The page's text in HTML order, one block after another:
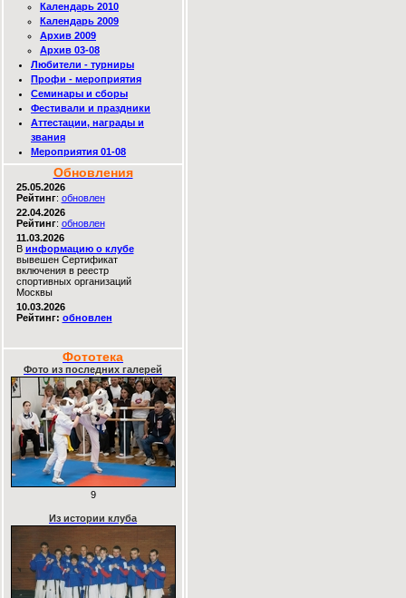
Календарь 2010
Календарь 2009
Архив 2009
Архив 03-08
Любители - турниры
Профи - мероприятия
Семинары и сборы
Фестивали и праздники
Аттестации, награды и
звания
Мероприятия 01-08
Обновления
25.05.2026
Рейтинг: обновлен
22.04.2026
Рейтинг: обновлен
11.03.2026
В информацию о клубе
вывешен Сертификат
включения в реестр
спортивных организаций
Москвы
10.03.2026
Рейтинг: обновлен
Фототека
Фото из последних галерей
9
Из истории клуба